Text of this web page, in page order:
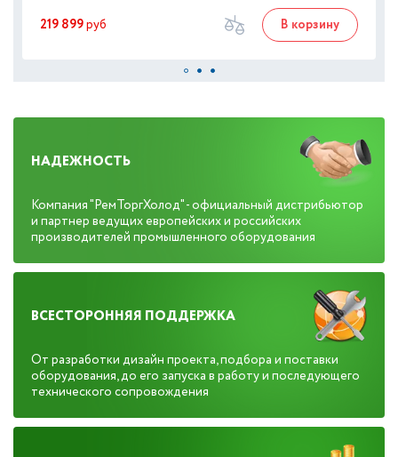
219 899руб В корзину
НАДЕЖНОСТЬ
Компания "РемТоргХолод" - официальный дистрибьютор
и партнер ведущих европейских и российских
производителей промышленного оборудования
ВСЕСТОРОННЯЯ ПОДДЕРЖКА
От разработки дизайн проекта, подбора и поставки
оборудования, до его запуска в работу и последующего
технического сопровождения